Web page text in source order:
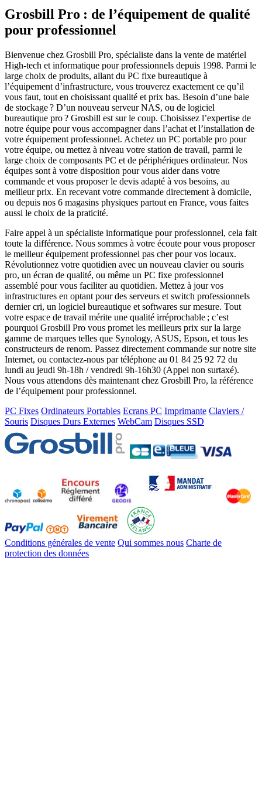
Grosbill Pro : de l’équipement de qualité
pour professionnel
Bienvenue chez Grosbill Pro, spécialiste dans la vente de matériel
High-tech et informatique pour professionnels depuis 1998. Parmi le
large choix de produits, allant du PC fixe bureautique à
l’équipement d’infrastructure, vous trouverez exactement ce qu’il
vous faut, tout en choisissant qualité et prix bas. Besoin d’une baie
de stockage ? D’un nouveau serveur NAS, ou de logiciel
bureautique pro ? Grosbill est sur le coup. Choisissez l’expertise de
notre équipe pour vous accompagner dans l’achat et l’installation de
votre équipement professionnel. Achetez un PC portable pro pour
votre équipe, ou mettez à niveau votre station de travail, parmi le
large choix de composants PC et de périphériques ordinateur. Nos
équipes sont à votre disposition pour vous aider dans votre
commande et vous proposer le devis adapté à vos besoins, au
meilleur prix. En recevant votre commande directement à domicile,
ou depuis nos 6 magasins physiques partout en France, vous faites
aussi le choix de la praticité.
Faire appel à un spécialiste informatique pour professionnel, cela fait
toute la différence. Nous sommes à votre écoute pour vous proposer
le meilleur équipement professionnel pas cher pour vos locaux.
Révolutionnez votre quotidien avec un nouveau clavier ou souris
pro, un écran de qualité, ou même un PC fixe professionnel
assemblé pour vous faciliter au quotidien. Mettez à jour vos
infrastructures en optant pour des serveurs et switch professionnels
dernier cri, un logiciel bureautique et softwares sur mesure. Tout
votre espace de travail mérite une qualité irréprochable ; c’est
pourquoi Grosbill Pro vous promet les meilleurs prix sur la large
gamme de marques telles que Synology, ASUS, Epson, et tous les
constructeurs de renom. Passez directement commande sur notre site
Internet, ou contactez-nous par téléphone au 01 84 25 92 72 du
lundi au jeudi 9h-18h / vendredi 9h-16h30 (Appel non surtaxé).
Nous vous attendons dès maintenant chez Grosbill Pro, la référence
de l’équipement pour professionnel.
PC Fixes Ordinateurs Portables Ecrans PC Imprimante Claviers /
Souris Disques Durs Externes WebCam Disques SSD
Conditions générales de vente Qui sommes nous Charte de
protection des données